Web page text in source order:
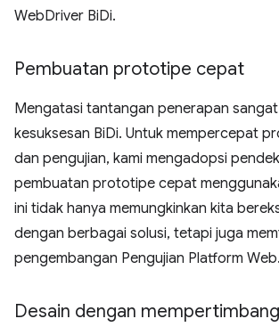
WebDriver BiDi.
Pembuatan prototipe cepat
Mengatasi tantangan penerapan
kesuksesan BiDi. Untuk mempercepat
dan pengujian, kami mengadopsi
pembuatan prototipe cepat
ini tidak hanya memungkinkan kita
dengan berbagai solusi, tetapi juga
pengembangan Pengujian Platform Web.
Desain dengan